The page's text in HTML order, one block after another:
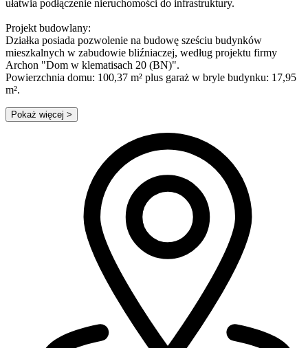
ułatwia podłączenie nieruchomości do infrastruktury.
Projekt budowlany:
Działka posiada pozwolenie na budowę sześciu budynków
mieszkalnych w zabudowie bliźniaczej, według projektu firmy
Archon "Dom w klematisach 20 (BN)".
Powierzchnia domu: 100,37 m² plus garaż w bryle budynku: 17,95
m².
Pokaż więcej >